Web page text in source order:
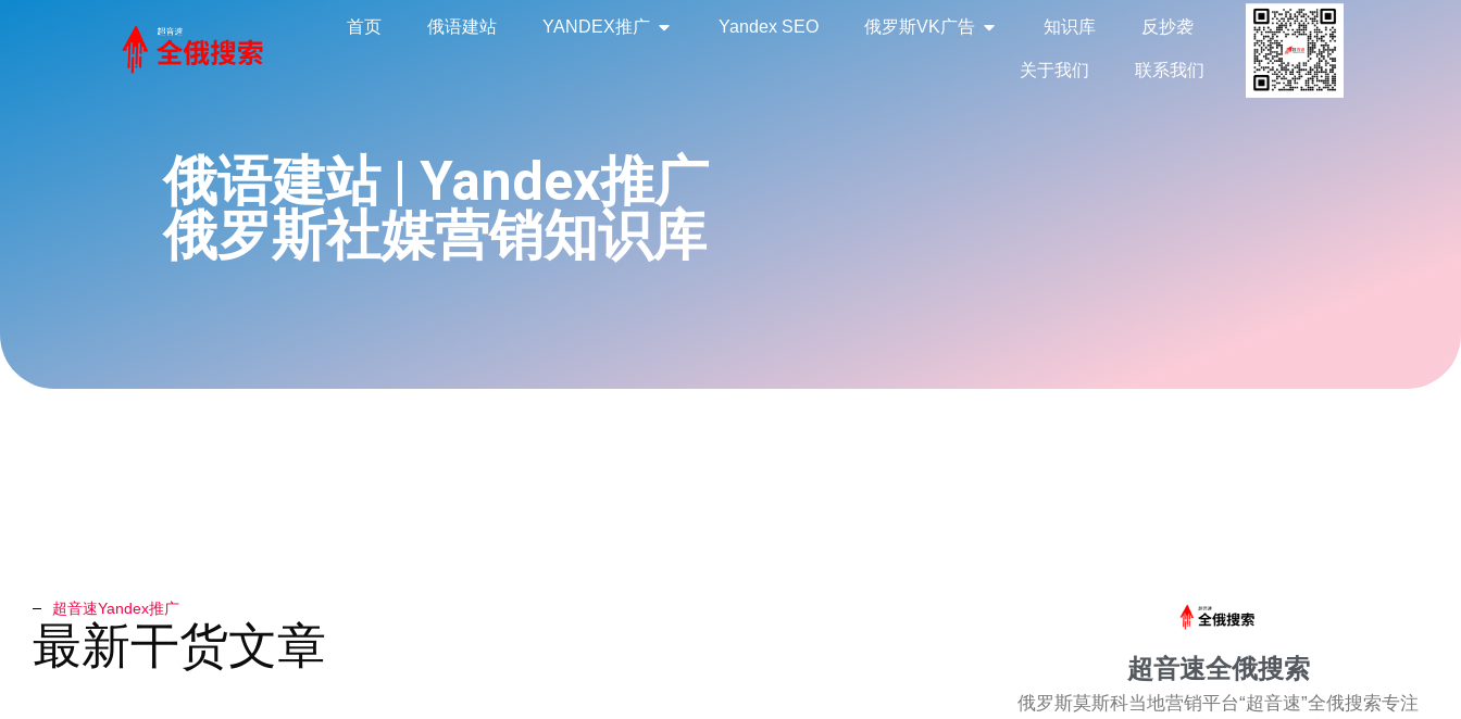
首页 俄语建站 YANDEX推广 Yandex SEO 俄罗斯VK广告 知识库 反抄袭
关于我们 联系我们
俄语建站 | Yandex推广
俄罗斯社媒营销知识库
超音速Yandex推广​
最新干货文章 超音速全俄搜索
俄罗斯莫斯科当地营销平台“超音速”全俄搜索专注